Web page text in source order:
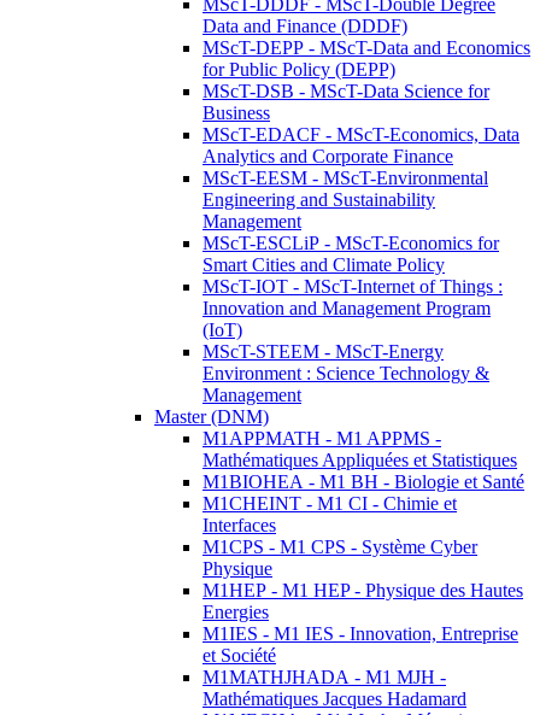
MScT-DDDF - MScT-Double Degree
Data and Finance (DDDF)
MScT-DEPP - MScT-Data and Economics
for Public Policy (DEPP)
MScT-DSB - MScT-Data Science for
Business
MScT-EDACF - MScT-Economics, Data
Analytics and Corporate Finance
MScT-EESM - MScT-Environmental
Engineering and Sustainability
Management
MScT-ESCLiP - MScT-Economics for
Smart Cities and Climate Policy
MScT-IOT - MScT-Internet of Things :
Innovation and Management Program
(IoT)
MScT-STEEM - MScT-Energy
Environment : Science Technology &
Management
Master (DNM)
M1APPMATH - M1 APPMS -
Mathématiques Appliquées et Statistiques
M1BIOHEA - M1 BH - Biologie et Santé
M1CHEINT - M1 CI - Chimie et
Interfaces
M1CPS - M1 CPS - Système Cyber
Physique
M1HEP - M1 HEP - Physique des Hautes
Energies
M1IES - M1 IES - Innovation, Entreprise
et Société
M1MATHJHADA - M1 MJH -
Mathématiques Jacques Hadamard